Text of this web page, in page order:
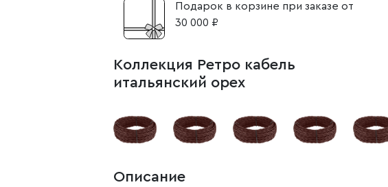
Подарок в корзине при заказе от
30 000 ₽
Коллекция Ретро кабель
итальянский орех
Описание